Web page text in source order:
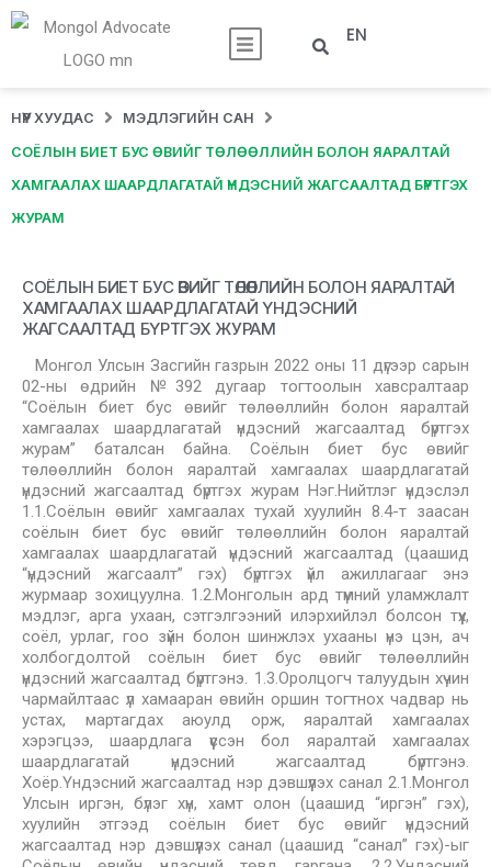
EN
НҮҮР ХУУДАС МЭДЛЭГИЙН САН
СОЁЛЫН БИЕТ БУС ӨВИЙГ ТӨЛӨӨЛЛИЙН БОЛОН ЯАРАЛТАЙ
ХАМГААЛАХ ШААРДЛАГАТАЙ ҮНДЭСНИЙ ЖАГСААЛТАД БҮРТГЭХ
ЖУРАМ
СОЁЛЫН БИЕТ БУС ӨВИЙГ ТӨЛӨӨЛЛИЙН БОЛОН ЯАРАЛТАЙ
ХАМГААЛАХ ШААРДЛАГАТАЙ ҮНДЭСНИЙ
ЖАГСААЛТАД БҮРТГЭХ ЖУРАМ
Монгол Улсын Засгийн газрын 2022 оны 11 дүгээр сарын
02-ны өдрийн №392 дугаар тогтоолын хавсралтаар
“Соёлын биет бус өвийг төлөөллийн болон яаралтай
хамгаалах шаардлагатай үндэсний жагсаалтад бүртгэх
журам” баталсан байна. Соёлын биет бус өвийг
төлөөллийн болон яаралтай хамгаалах шаардлагатай
үндэсний жагсаалтад бүртгэх журам Нэг.Нийтлэг үндэслэл
1.1.Соёлын өвийг хамгаалах тухай хуулийн 8.4-т заасан
соёлын биет бус өвийг төлөөллийн болон яаралтай
хамгаалах шаардлагатай үндэсний жагсаалтад (цаашид
“үндэсний жагсаалт” гэх) бүртгэх үйл ажиллагааг энэ
журмаар зохицуулна. 1.2.Монголын ард түмний уламжлалт
мэдлэг, арга ухаан, сэтгэлгээний илэрхийлэл болсон түүх,
соёл, урлаг, гоо зүйн болон шинжлэх ухааны үнэ цэн, ач
холбогдолтой соёлын биет бус өвийг төлөөллийн
үндэсний жагсаалтад бүртгэнэ. 1.3.Оролцогч талуудын хүчин
чармайлтаас үл хамааран өвийн оршин тогтнох чадвар нь
устах, мартагдах аюулд орж, яаралтай хамгаалах
хэрэгцээ, шаардлага үүссэн бол яаралтай хамгаалах
шаардлагатай үндэсний жагсаалтад бүртгэнэ.
Хоёр.Үндэсний жагсаалтад нэр дэвшүүлэх санал 2.1.Монгол
Улсын иргэн, бүлэг хүн, хамт олон (цаашид “иргэн” гэх),
хуулийн этгээд соёлын биет бус өвийг үндэсний
жагсаалтад нэр дэвшүүлэх санал (цаашид “санал” гэх)-ыг